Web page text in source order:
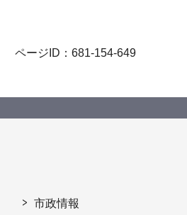
ページID：681-154-649
市政情報